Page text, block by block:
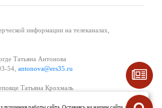
информации на телеканалах,
Татьяна Антонова
54, antonova@ers35.ru
Татьяна Крохмаль